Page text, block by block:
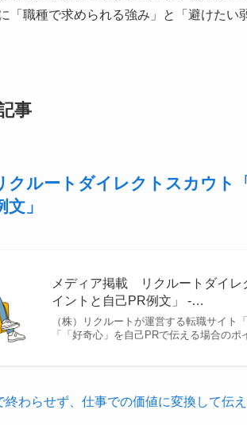
「職種で求められる強み」と「避けたい
事
クルートダイレクトスカウト
」
メディア掲載 リクルートダイレ
イントと自己PR例文」 -…
（株）リクルートが運営する転職サイ
「「好奇心」を自己PRで伝える場合の
終わらせず、仕事での価値に変換して伝